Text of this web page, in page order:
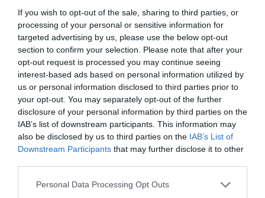
If you wish to opt-out of the sale, sharing to third parties, or
processing of your personal or sensitive information for
targeted advertising by us, please use the below opt-out
section to confirm your selection. Please note that after your
opt-out request is processed you may continue seeing
interest-based ads based on personal information utilized by
us or personal information disclosed to third parties prior to
your opt-out. You may separately opt-out of the further
disclosure of your personal information by third parties on the
IAB’s list of downstream participants. This information may
also be disclosed by us to third parties on the IAB’s List of
Downstream Participants that may further disclose it to other
Please note that this website/app uses one or more Google
Personal Data Processing Opt Outs
Κίνηση Τώρα: Live Χάρτης Αθήνας